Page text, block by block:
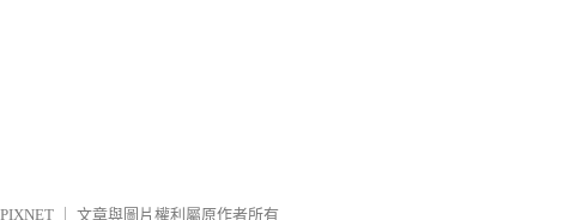
PIXNET 文章與圖片權利屬原作者所有